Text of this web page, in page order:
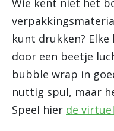
Wie kent niet het
kunt drukken?
door een beetje
bubble wrap in
nuttig spul, maar
Speel hier de